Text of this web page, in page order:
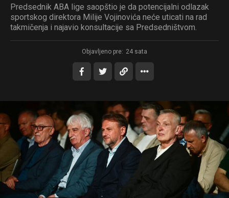
Predsednik ABA lige saopštio je da potencijalni odlazak
sportskog direktora Milije Vojinovića neće uticati na rad
takmičenja i najavio konsultacije sa Predsedništvom.
Objavljeno pre: 24 sata